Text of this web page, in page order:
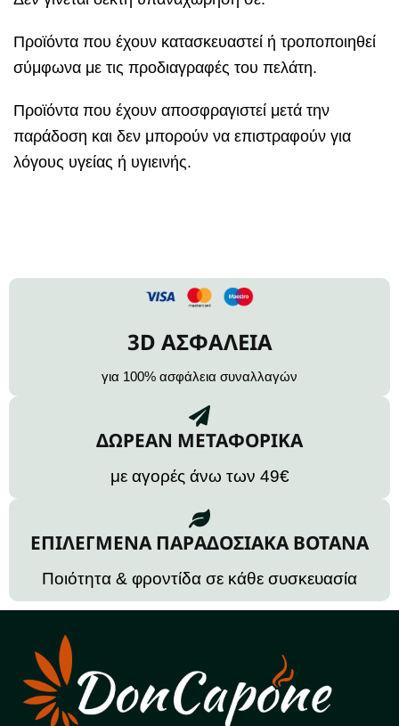
Προϊόντα που έχουν κατασκευαστεί ή τροποποιηθεί
σύμφωνα με τις προδιαγραφές του πελάτη.
Προϊόντα που έχουν αποσφραγιστεί μετά την
παράδοση και δεν μπορούν να επιστραφούν για
λόγους υγείας ή υγιεινής.
3D ΑΣΦΑΛΕΙΑ
για 100% ασφάλεια συναλλαγών
ΔΩΡΕΑΝ ΜΕΤΑΦΟΡΙΚΑ
με αγορές άνω των 49€
ΕΠΙΛΕΓΜΕΝΑ ΠΑΡΑΔΟΣΙΑΚΑ ΒΟΤΑΝΑ
Ποιότητα & φροντίδα σε κάθε συσκευασία